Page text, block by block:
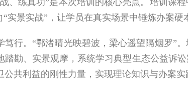
、练真功”是本次培训的核心亮点。培训课
实景实战”，让学员在真实场景中锤炼办案硬
行。 “鄂渚晴光映碧波，梁心遥望隔烟罗”
踏勘、实景观摩，系统学习典型生态公益诉
共利益的刚性力量，实现理论知识与办案实